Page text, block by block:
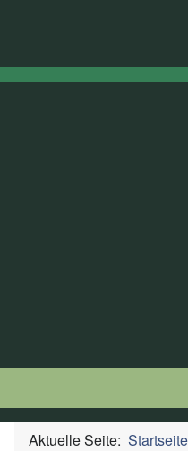
Aktuelle Seite: Startseite